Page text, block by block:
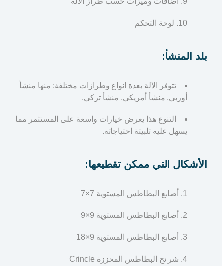
لوحة التحكم
بلد المنشأ:
تتوفر الآلة بعدة انواع وطرازات مختلفة: منها منشأ
أوربي, منشأ أمريكي, منشأ تركي.
التنوع هذا يعرض خيارات واسعة على المستثمر مما
يسهل عليه تلبيتة احتياجاته.
الأشكال التي ممكن تقطيعها:
أصابع البطاطس المستوية 7×7
أصابع البطاطس المستوية 9×9
أصابع البطاطس المستوية 9×18
شرائح البطاطس المحززة Crincle